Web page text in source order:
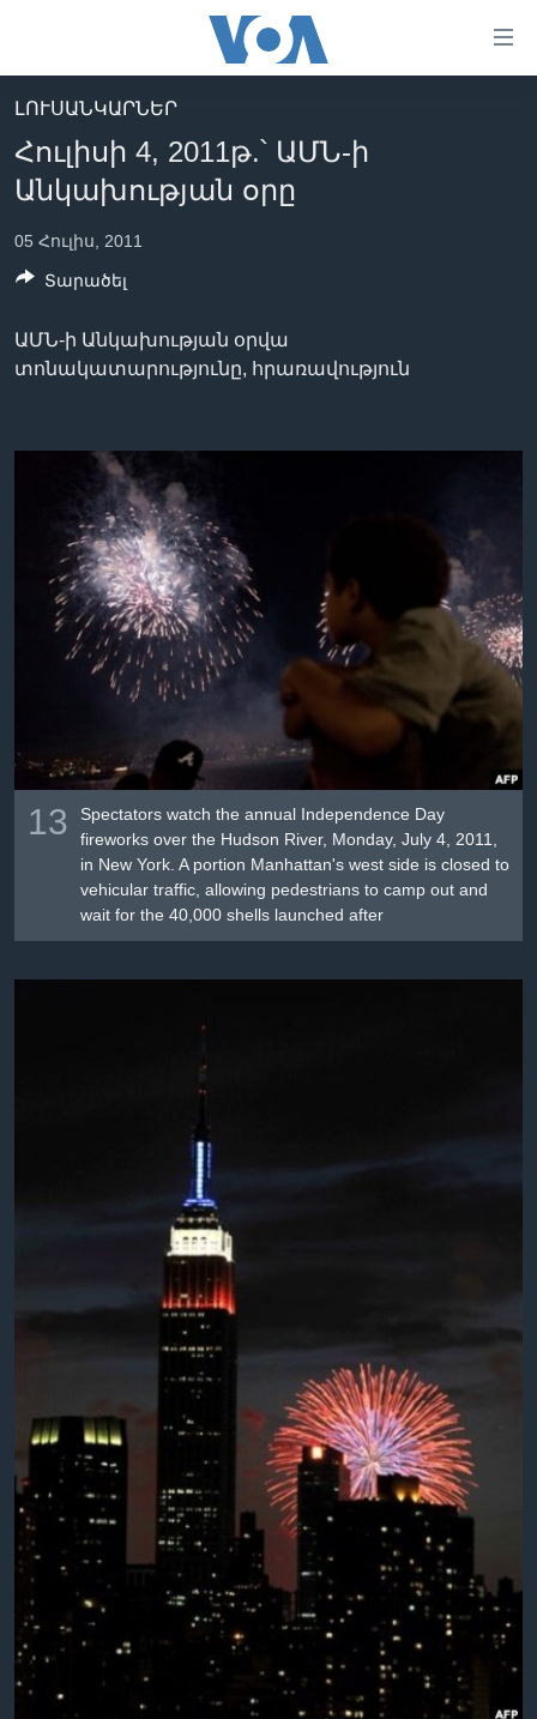
հիմնական
բովանդակությանը
անցնել
հիմնական
բովանդակությանը
բովանդակություն
ԼՈՒՐԵՐ
ՍՓՅՈՒՌՔ
ՏԵՍԱՆՅՈՒԹԵՐ
ՖԻԼՄԵՐ
IN ENGLISH
ՄԵՐ ՄԱՍԻՆ
ՄԵՐ ՄԱՍԻՆ
ԿԱՊ ՄԵԶ ՀԵՏ
ՈՒԿՐԱԻՆԱԿԱՆ ՊԱՏԵՐԱԶՄ
Learning English
ՀԵՏԵՒԵՔ ՄԵԶ
Լեզուներ
ԼՈՒՍԱՆԿԱՐՆԵՐ
Հուլիսի 4, 2011թ.՝ ԱՄՆ-ի
Անկախության օրը
05 Հուլիս, 2011
ԱՄՆ-ի Անկախության օրվա
տոնակատարությունը, հրառավություն
13
Spectators watch the annual Independence Day
fireworks over the Hudson River, Monday, July 4, 2011,
in New York. A portion Manhattan's west side is closed to
vehicular traffic, allowing pedestrians to camp out and
wait for the 40,000 shells launched after
Տարածել